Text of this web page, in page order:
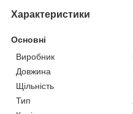
Характеристики
Основні
Виробник
Довжина
Щільність
Тип